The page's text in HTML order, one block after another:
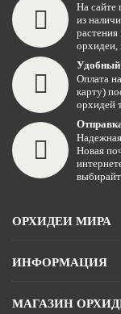
На сайте
из
орхидеи,
Удобный
Оплата
карту)
орхидей
Новая
ОРХИДЕИ МИРА
ИНФОРМАЦИЯ
МАГАЗИН